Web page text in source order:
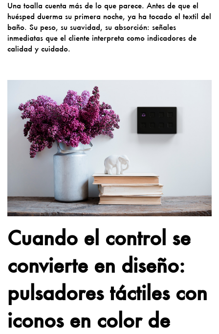
Una toalla cuenta más de lo que parece. Antes de que el
huésped duerma su primera noche, ya ha tocado el textil del
baño. Su peso, su suavidad, su absorción: señales
inmediatas que el cliente interpreta como indicadores de
calidad y cuidado.
Cuando el control se
convierte en diseño:
pulsadores táctiles con
iconos en color de